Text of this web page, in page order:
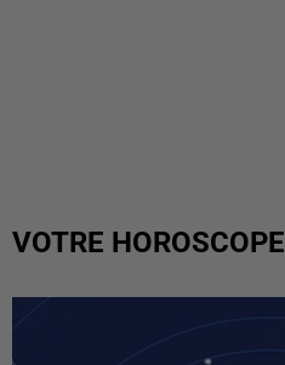
VOTRE HOROSCOPE